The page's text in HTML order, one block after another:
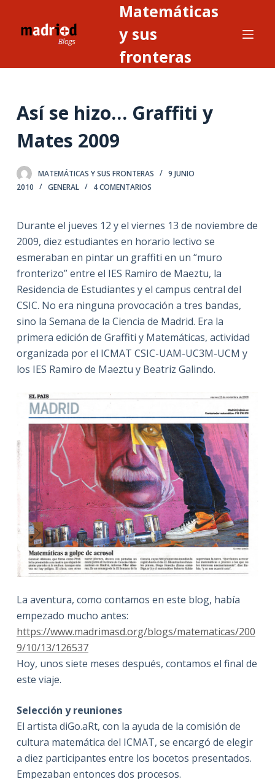
n
n
d
o
Matemáticas
y sus
fronteras
Así se hizo… Graffiti y
Mates 2009
MATEMÁTICAS Y SUS FRONTERAS
9 JUNIO
2010
GENERAL 4 COMENTARIOS
Durante el jueves 12 y el viernes 13 de noviembre de
2009, diez estudiantes en horario lectivo se
esmeraban en pintar un graffiti en un “muro
fronterizo” entre el IES Ramiro de Maeztu, la
Residencia de Estudiantes y el campus central del
CSIC. No era ninguna provocación a tres bandas,
sino la Semana de la Ciencia de Madrid. Era la
primera edición de Graffiti y Matemáticas, actividad
organizada por el ICMAT CSIC-UAM-UC3M-UCM y
los IES Ramiro de Maeztu y Beatriz Galindo.
La aventura, como contamos en este blog, había
empezado mucho antes:
https://www.madrimasd.org/blogs/matematicas/200
9/10/13/126537
Hoy, unos siete meses después, contamos el final de
este viaje.
Selección y reuniones
El artista diGo.aRt, con la ayuda de la comisión de
cultura matemática del ICMAT, se encargó de elegir
a diez participantes entre los bocetos presentados.
Empezaban entonces dos procesos.